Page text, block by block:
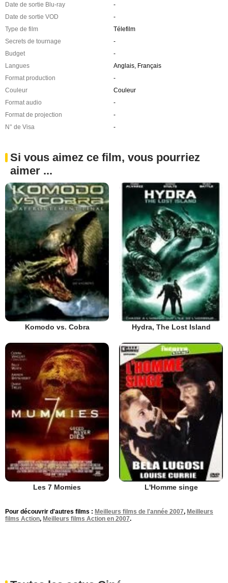
Date de sortie Blu-ray
-
Date de sortie VOD
-
Type de film
Télefilm
Secrets de tournage
-
Budget
-
Langues
Anglais, Français
Format production
-
Couleur
Couleur
Format audio
-
Format de projection
-
N° de Visa
-
Si vous aimez ce film, vous pourriez
aimer ...
Komodo vs. Cobra Hydra, The Lost Island
Les 7 Momies L'Homme singe
Pour découvrir d'autres films : Meilleurs films de l'année 2007, Meilleurs
films Action, Meilleurs films Action en 2007.